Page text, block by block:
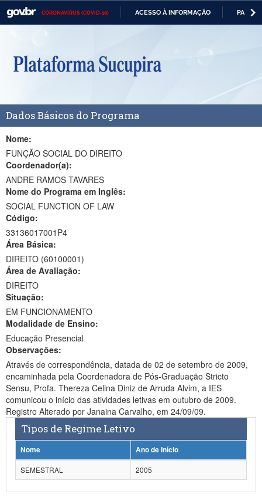
CORONAVÍRUS (COVID-19) ACESSO À INFORMAÇÃO
Casa Civil
Ministério da Defesa
Ministério da Economia
Ministério da Infraestrutura
Ministério da Agricultura, Pecuária e Abastecimento
Ministério da Educação
Ministério da Cidadania
Ministério da Saúde
Ministério da Ciência, Tecnologia, Inovações e Comunicações
Ministério do Meio Ambiente
Ministério do Turismo
Ministério do Desenvolvimento Regional
Controladoria-Geral da União
Ministério da Mulher, da Família e dos Direitos Humanos
Secretaria-Geral
Secretaria de Governo
Dados Básicos do Programa
Nome:
FUNÇÃO SOCIAL DO DIREITO
Coordenador(a):
ANDRE RAMOS TAVARES
Nome do Programa em Inglês:
SOCIAL FUNCTION OF LAW
Código:
33136017001P4
Área Básica:
DIREITO (60100001)
Área de Avaliação:
DIREITO
Situação:
EM FUNCIONAMENTO
Modalidade de Ensino:
Educação Presencial
Observações:
Através de correspondência, datada de 02 de setembro de 2009,
encaminhada pela Coordenadora de Pós-Graduação Stricto
Sensu, Profa. Thereza Celina Diniz de Arruda Alvim, a IES
comunicou o início das atividades letivas em outubro de 2009.
Registro Alterado por Janaina Carvalho, em 24/09/09.
Tipos de Regime Letivo
Nome
Ano de Início
SEMESTRAL
2005